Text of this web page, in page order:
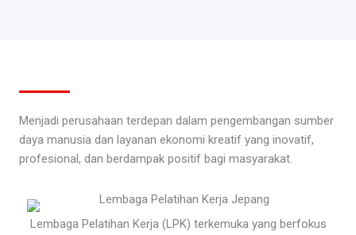
Menjadi perusahaan terdepan dalam pengembangan sumber
daya manusia dan layanan ekonomi kreatif yang inovatif,
profesional, dan berdampak positif bagi masyarakat.
Lembaga Pelatihan Kerja (LPK) terkemuka yang berfokus